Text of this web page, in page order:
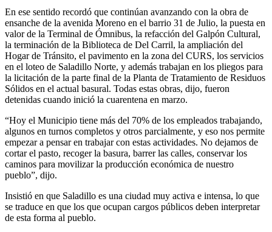
En ese sentido recordó que continúan avanzando con la obra de
ensanche de la avenida Moreno en el barrio 31 de Julio, la puesta en
valor de la Terminal de Ómnibus, la refacción del Galpón Cultural,
la terminación de la Biblioteca de Del Carril, la ampliación del
Hogar de Tránsito, el pavimento en la zona del CURS, los servicios
en el loteo de Saladillo Norte, y además trabajan en los pliegos para
la licitación de la parte final de la Planta de Tratamiento de Residuos
Sólidos en el actual basural. Todas estas obras, dijo, fueron
detenidas cuando inició la cuarentena en marzo.
“Hoy el Municipio tiene más del 70% de los empleados trabajando,
algunos en turnos completos y otros parcialmente, y eso nos permite
empezar a pensar en trabajar con estas actividades. No dejamos de
cortar el pasto, recoger la basura, barrer las calles, conservar los
caminos para movilizar la producción económica de nuestro
pueblo”, dijo.
Insistió en que Saladillo es una ciudad muy activa e intensa, lo que
se traduce en que los que ocupan cargos públicos deben interpretar
de esta forma al pueblo.